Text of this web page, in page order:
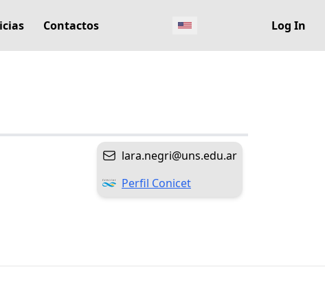
Contactos Log In
lara.negri@uns.edu.ar
Perfil Conicet